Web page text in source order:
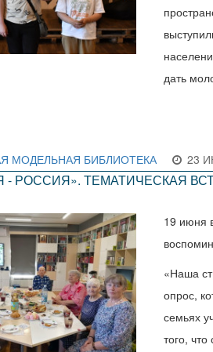
дать
МОДЕЛЬНАЯ БИБЛИОТЕКА 23
- РОССИЯ». ТЕМАТИЧЕСКАЯ
19 июня
«Наша
опрос,
семьях
того,